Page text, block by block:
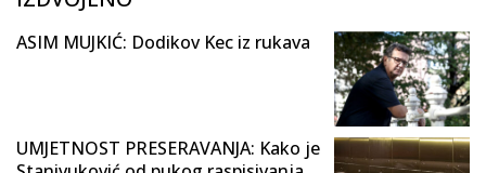
ASIM MUJKIĆ: Dodikov Kec iz rukava
UMJETNOST PRESERAVANJA: Kako je